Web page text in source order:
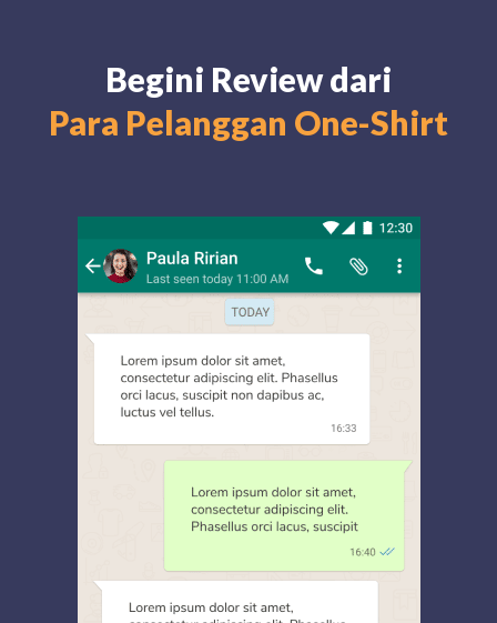
Begini Review dari
Para Pelanggan One-Shirt